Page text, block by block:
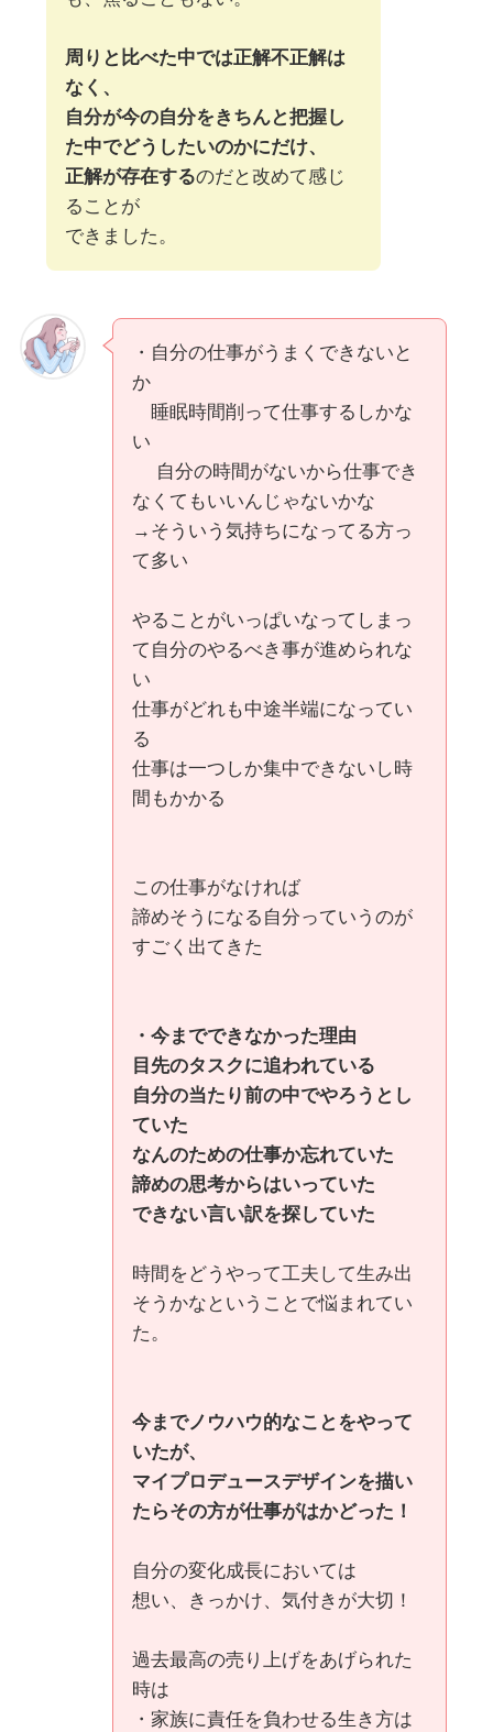
周りと比べた中では正解不正解は
なく、
自分が今の自分をきちんと把握し
た中でどうしたいのかにだけ、
正解が存在するのだと改めて感じ
ることが
できました。
・自分の仕事がうまくできないと
か
睡眠時間削って仕事するしかな
い
自分の時間がないから仕事でき
なくてもいいんじゃないかな
→そういう気持ちになってる方っ
て多い
やることがいっぱいなってしまっ
て自分のやるべき事が進められな
い
仕事がどれも中途半端になってい
る
仕事は一つしか集中できないし時
間もかかる
この仕事がなければ
諦めそうになる自分っていうのが
すごく出てきた
・今までできなかった理由
目先のタスクに追われている
自分の当たり前の中でやろうとし
ていた
なんのための仕事か忘れていた
諦めの思考からはいっていた
できない言い訳を探していた
時間をどうやって工夫して生み出
そうかなということで悩まれてい
た。
今までノウハウ的なことをやって
いたが、
マイプロデュースデザインを描い
たらその方が仕事がはかどった！
自分の変化成長においては
想い、きっかけ、気付きが大切！
過去最高の売り上げをあげられた
時は
・家族に責任を負わせる生き方は